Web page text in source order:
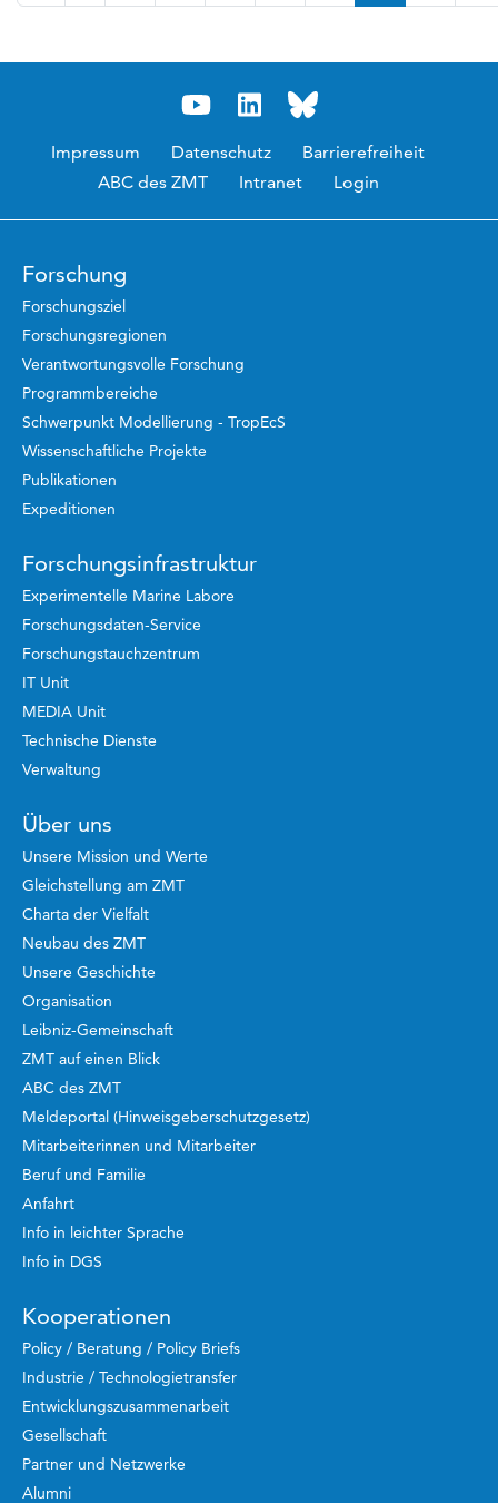
Impressum Datenschutz
Barrierefreiheit
ABC des ZMT
Intranet Login
Forschung
Forschungsziel
Forschungsregionen
Verantwortungsvolle Forschung
Programmbereiche
Schwerpunkt Modellierung - TropEcS
Wissenschaftliche Projekte
Publikationen
Expeditionen
Forschungsinfrastruktur
Experimentelle Marine Labore
Forschungsdaten-Service
Forschungstauchzentrum
IT Unit
MEDIA Unit
Technische Dienste
Verwaltung
Über uns
Unsere Mission und Werte
Gleichstellung am ZMT
Charta der Vielfalt
Neubau des ZMT
Unsere Geschichte
Organisation
Leibniz-Gemeinschaft
ZMT auf einen Blick
ABC des ZMT
Meldeportal (Hinweisgeberschutzgesetz)
Mitarbeiterinnen und Mitarbeiter
Beruf und Familie
Anfahrt
Info in leichter Sprache
Info in DGS
Kooperationen
Policy / Beratung / Policy Briefs
Industrie / Technologietransfer
Entwicklungszusammenarbeit
Gesellschaft
Partner und Netzwerke
Alumni